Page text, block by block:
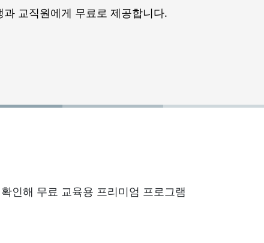
교직원에게 무료로 제공합니다.
인해 무료 교육용 프리미엄 프로그램